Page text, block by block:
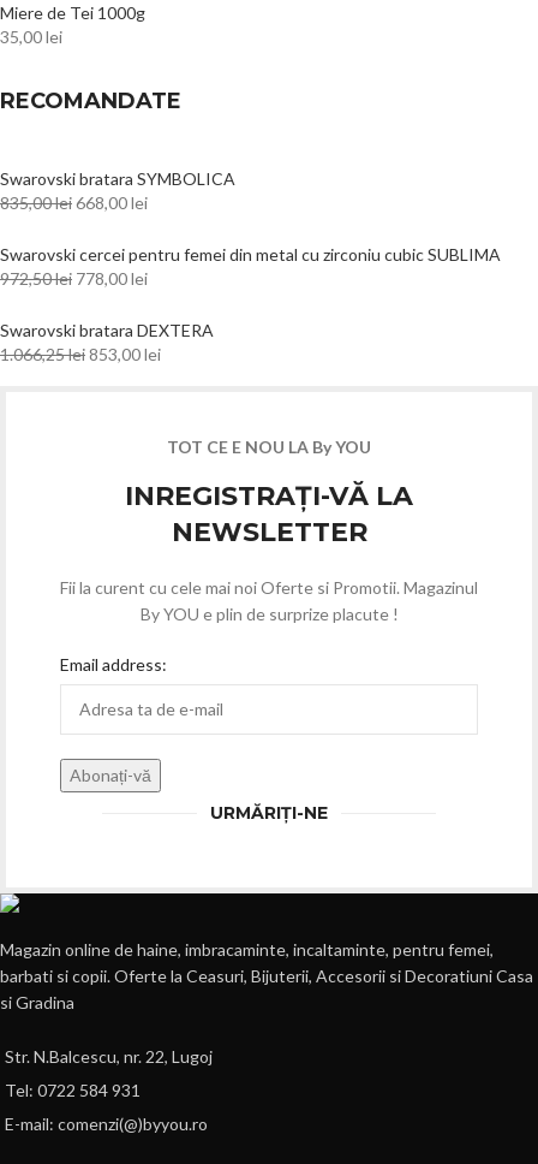
Miere de Tei 1000g
35,00lei
RECOMANDATE
Swarovski bratara SYMBOLICA
835,00lei668,00lei
Swarovski cercei pentru femei din metal cu zirconiu cubic SUBLIMA
972,50lei 778,00lei
Swarovski bratara DEXTERA
1.066,25lei853,00lei
TOT CE E NOU LA By YOU
INREGISTRAȚI-VĂ LA
NEWSLETTER
Fii la curent cu cele mai noi Oferte si Promotii. Magazinul
By YOU e plin de surprize placute !
Email address:
URMĂRIȚI-NE
Magazin online de haine, imbracaminte, incaltaminte, pentru femei,
barbati si copii. Oferte la Ceasuri, Bijuterii, Accesorii si Decoratiuni Casa
si Gradina
Str. N.Balcescu, nr. 22, Lugoj
Tel: 0722 584 931
E-mail: comenzi(@)byyou.ro